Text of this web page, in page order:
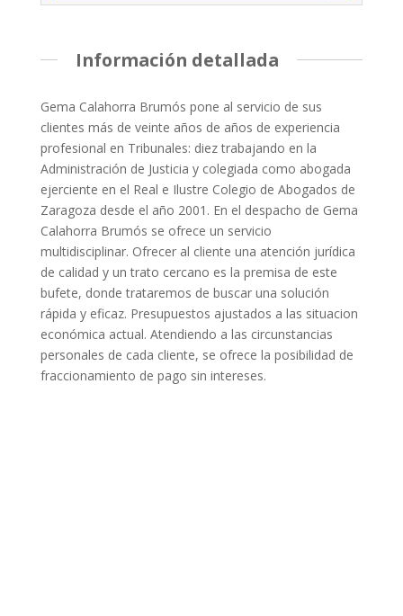
Información detallada
Gema Calahorra Brumós pone al servicio de sus
clientes más de veinte años de años de experiencia
profesional en Tribunales: diez trabajando en la
Administración de Justicia y colegiada como abogada
ejerciente en el Real e Ilustre Colegio de Abogados de
Zaragoza desde el año 2001. En el despacho de Gema
Calahorra Brumós se ofrece un servicio
multidisciplinar. Ofrecer al cliente una atención jurídica
de calidad y un trato cercano es la premisa de este
bufete, donde trataremos de buscar una solución
rápida y eficaz. Presupuestos ajustados a las situacion
económica actual. Atendiendo a las circunstancias
personales de cada cliente, se ofrece la posibilidad de
fraccionamiento de pago sin intereses.